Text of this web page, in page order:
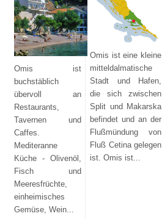
Omis ist
buchstäblich
übervoll an
Restaurants,
Tavernen und
Caffes.
Mediteranne
Küche - Olivenöl,
Fisch und
Meeresfrüchte,
einheimisches
Gemüse, Wein...
Omis ist eine kleine
mitteldalmatische
Stadt und Hafen,
die sich zwischen
Split und Makarska
befindet und an der
Flußmündung von
Fluß Cetina gelegen
ist. Omis ist...